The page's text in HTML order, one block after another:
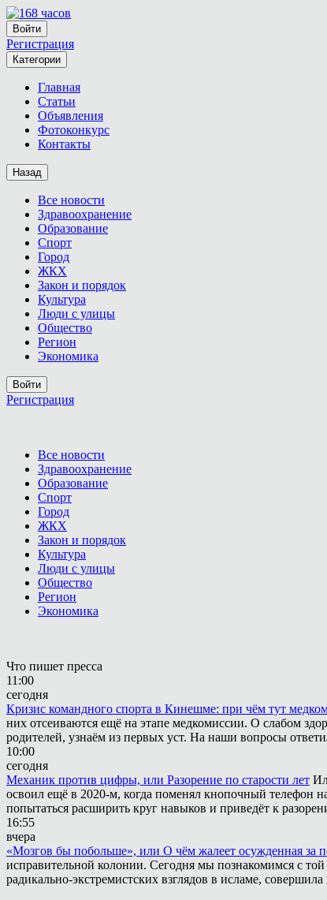
Войти
Регистрация
Категории
Главная
Статьи
Объявления
Фотоконкурс
Контакты
Назад
Все новости
Здравоохранение
Образование
Спорт
Город
ЖКХ
Закон и порядок
Культура
Люди с улицы
Общество
Регион
Экономика
Войти
Регистрация
Все новости
Здравоохранение
Образование
Спорт
Город
ЖКХ
Закон и порядок
Культура
Люди с улицы
Общество
Регион
Экономика
Что пишет пресса
11:00
сегодня
Кризис командного спорта в Кинешме: при чём тут
них отсеиваются ещё на этапе медкомиссии. О слабом
родителей, узнаём из первых уст. На наши вопросы
10:00
сегодня
Механик против цифры, или Разорение по старости лет
освоил ещё в 2020-м, когда поменял кнопочный телефон
попытаться расширить круг навыков и приведёт к
16:55
вчера
«Мозгов бы побольше», или О чём жалеет осужденная за
исправительной колонии. Сегодня мы познакомимся с
радикально-экстремистских взглядов в исламе,